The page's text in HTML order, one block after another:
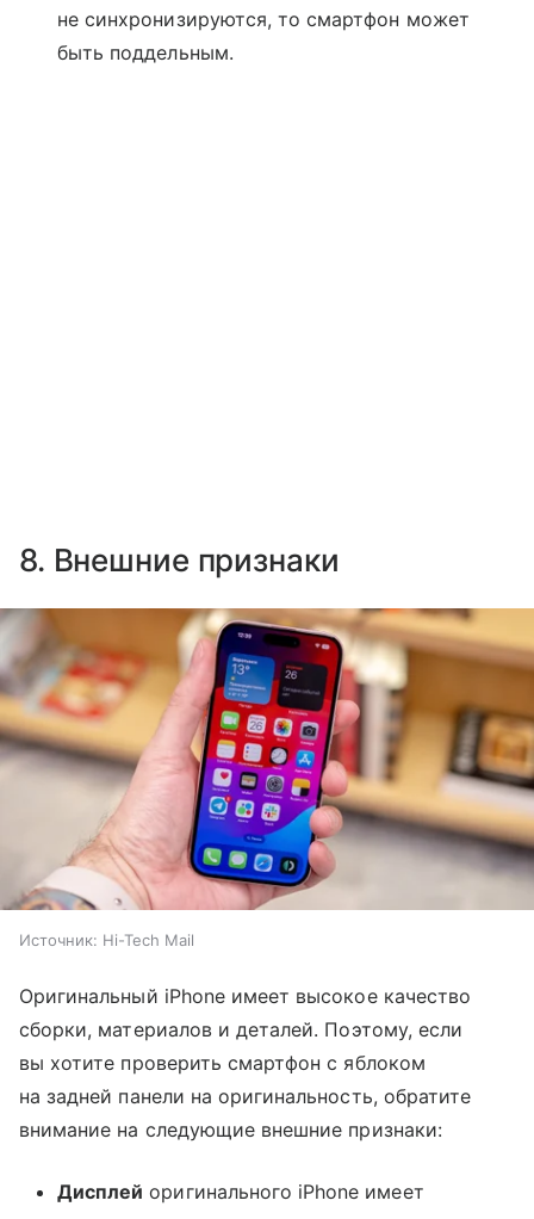
не синхронизируются, то смартфон может
быть поддельным.
8. Внешние признаки
Источник: Hi-Tech Mail
Оригинальный iPhone имеет высокое качество
сборки, материалов и деталей. Поэтому, если
вы хотите проверить смартфон с яблоком
на задней панели на оригинальность, обратите
внимание на следующие внешние признаки:
Дисплей оригинального iPhone имеет